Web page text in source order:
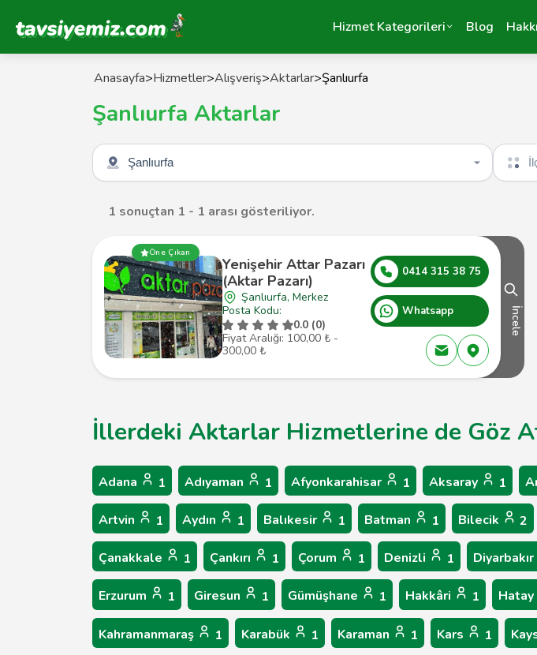
Tavsiyemiz Anasayfa Hizmet Kategorileri Blog
Anasayfa>Hizmetler>Alışveriş>Aktarlar>Şanlıurfa
Şanlıurfa Aktarlar
Şehir seçin İlçe seçin
1 sonuçtan 1 - 1 arası gösteriliyor.
Öne Çıkan
Yenişehir Attar Pazarı
(Aktar Pazarı)
Şanlıurfa, Merkez
Posta Kodu:
0.0 (0)
Fiyat Aralığı: 100,00 ₺ -
300,00 ₺
0414 315 38 75
Whatsapp İncele
İllerdeki Aktarlar Hizmetlerine de Göz
Adana 1 Adıyaman 1 Afyonkarahisar 1 Aksaray 1
Artvin 1 Aydın 1 Balıkesir 1 Batman 1 Bilecik 2
Çanakkale 1 Çankırı 1 Çorum 1 Denizli 1 Diyarbakır
Erzurum 1 Giresun 1 Gümüşhane 1 Hakkâri 1 Hatay
Kahramanmaraş 1 Karabük 1 Karaman 1 Kars 1